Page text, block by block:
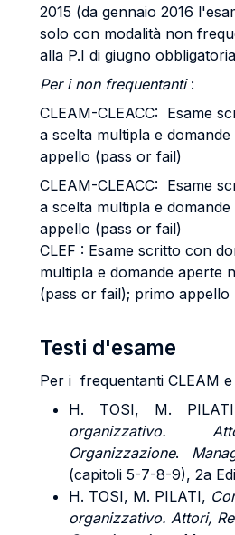
2015 (da gennaio 2016
solo con modalità non
alla P.I di giugno
Per i non frequentanti :
CLEAM-CLEACC: Esame
a scelta multipla e
appello (pass or fail)
CLEAM-CLEACC: Esame
a scelta multipla e
appello (pass or fail)
CLEF : Esame scritto con
multipla e domande aperte
(pass or fail); primo appello
Testi d'esame
Per i frequentanti CLEAM e
H. TOSI, M.
organizzativo.
Organizzazione.
(capitoli 5-7-8-9), 2a
H. TOSI, M. PILATI,
organizzativo. Attori,